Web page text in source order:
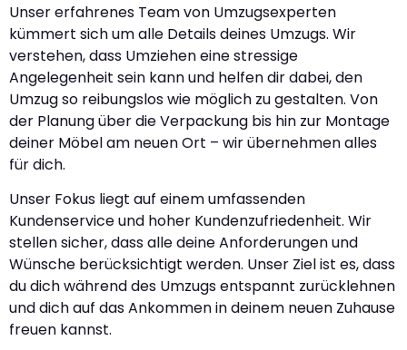
Unser erfahrenes Team von Umzugsexperten
kümmert sich um alle Details deines Umzugs. Wir
verstehen, dass Umziehen eine stressige
Angelegenheit sein kann und helfen dir dabei, den
Umzug so reibungslos wie möglich zu gestalten. Von
der Planung über die Verpackung bis hin zur Montage
deiner Möbel am neuen Ort – wir übernehmen alles
für dich.
Unser Fokus liegt auf einem umfassenden
Kundenservice und hoher Kundenzufriedenheit. Wir
stellen sicher, dass alle deine Anforderungen und
Wünsche berücksichtigt werden. Unser Ziel ist es, dass
du dich während des Umzugs entspannt zurücklehnen
und dich auf das Ankommen in deinem neuen Zuhause
freuen kannst.